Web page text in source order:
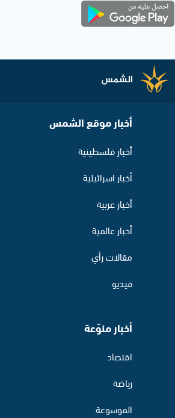
أخبار موقع الشمس
أخبار فلسطينية
أخبار اسرائيلية
أخبار عربية
أخبار عالمية
مقالات رأي
فيديو
أخبار منوّعة
اقتصاد
رياضة
الموسوعة